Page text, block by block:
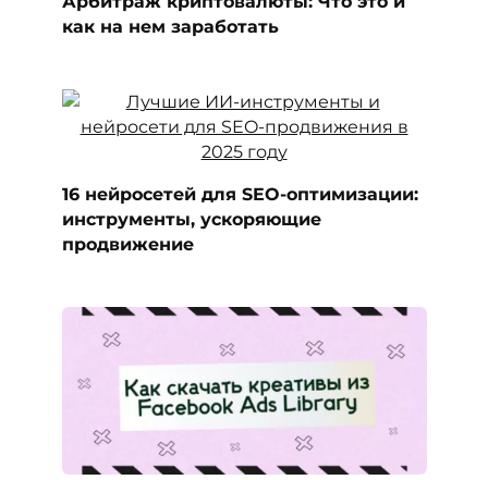
как на нем заработать
16 нейросетей для SEO-оптимизации:
инструменты, ускоряющие
продвижение